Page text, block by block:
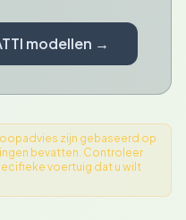
modellen →
zijn gebaseerd op
bevatten. Controleer
voertuig dat u wilt